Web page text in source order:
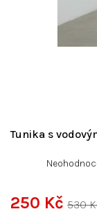
530
250 Kč
Tunika s
hodnocení
je
0,0